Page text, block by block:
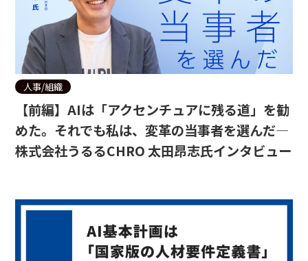
人事/組織
【前編】AIは「アクセンチュアに残る道」を勧
めた。それでも私は、変革の当事者を選んだ—
株式会社うるるCHRO 太田昂志氏インタビュー